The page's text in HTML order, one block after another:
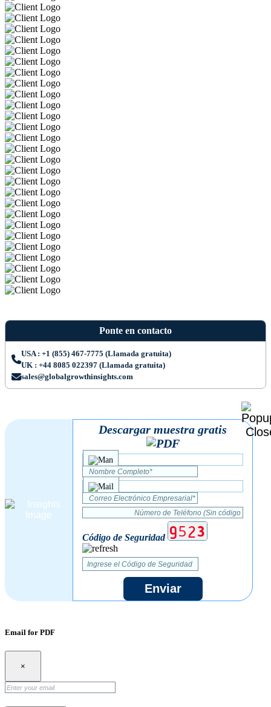
Ponte en contacto
USA : +1 (855) 467-7775 (Llamada gratuita)
UK : +44 8085 022397 (Llamada gratuita)
sales@globalgrowthinsights.com
Descargar muestra gratis
Código de Seguridad
Enviar
Email for PDF
×